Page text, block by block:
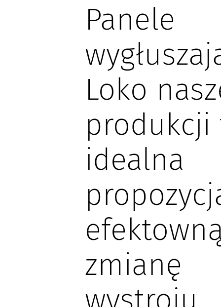
Panele
Loko
produkcji
idealna
zmianę
wystroju.